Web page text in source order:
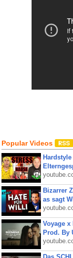
Popular Videos
Bizarrer
as sagt
Voyage x
Prod. By